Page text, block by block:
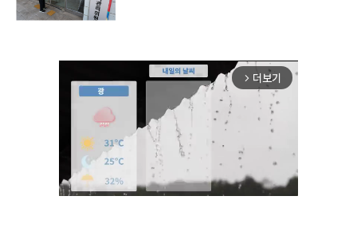
arrow_forward_ios 더보기